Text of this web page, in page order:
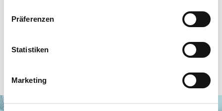
Präferenzen
Statistiken
Marketing